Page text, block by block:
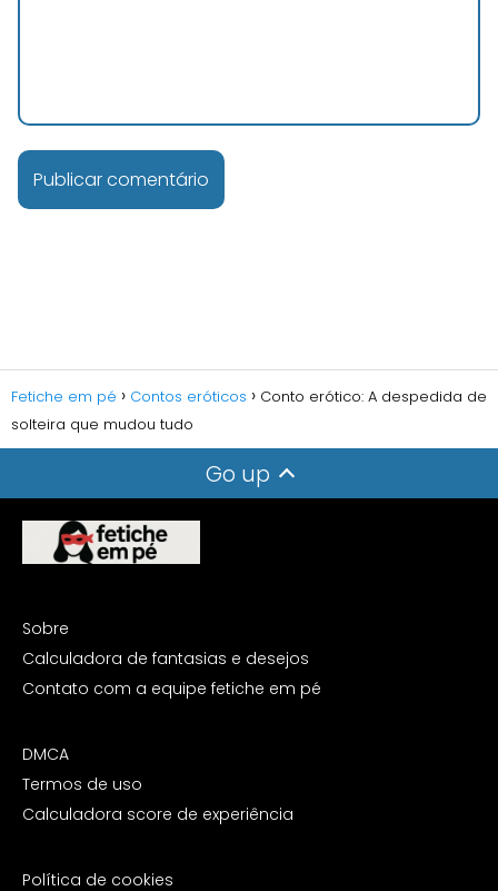
Fetiche em pé Contos eróticos
Conto erótico: A despedida de
solteira que mudou tudo
Go up
Sobre
Calculadora de fantasias e desejos
Contato com a equipe fetiche em pé
DMCA
Termos de uso
Calculadora score de experiência
Política de cookies